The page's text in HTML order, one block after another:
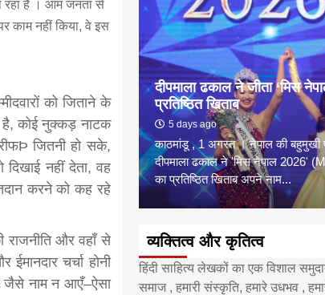
रहा है । आम जनता से
काम नहीं किया, वे इस
को जिताने के
है, कोई नुक्कड़ नाटक
जितनी हो सके,
दिखाई नहीं देता, वह
करने को कह रहे
और वहाँ से
चर्चा होनी
जैसे नाम न आएँ–ऐसा
सहित)
विवाह पंचमी
के प्रांगण में धनुष यज्ञ
में राजा विदेह...
दीपमाला ढकाल ने जीता ‘मिस
प्रतिष्ठित खिताब
5 days ago
काठमांडू , 1 अगस्त । नेपाल की बहुमुखी
दीपमाला ढकाल ने 'मिस नेपाल 2026'
का प्रतिष्ठित खिताब अपने नाम...
व्यक्तित्व और कृतित्व
हिंदी साहित्य लेखकों का एक विशाल
समाज , हमारी संस्कृति, हमारे उधभव ,